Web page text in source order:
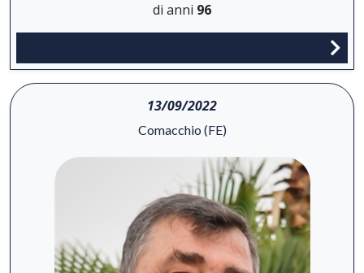
di anni 96
13/09/2022
Comacchio (FE)